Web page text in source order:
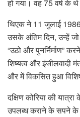
हो गया। वह 75 वर्ष के
थिएक ने 11 जुलाई
उसके अंतिम दिन, उन्हें
“उठो और पुनर्निर्माण”
शिष्यत्व और इंजीलवादी
और में विकसित हुआ
दक्षिण कोरिया की
उपलब्ध कराने के सपने के